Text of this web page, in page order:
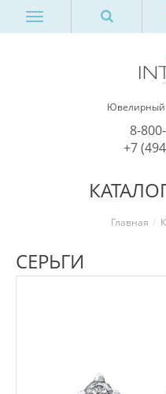
Ювелирный
8-
+7
Главная
СЕРЬГИ